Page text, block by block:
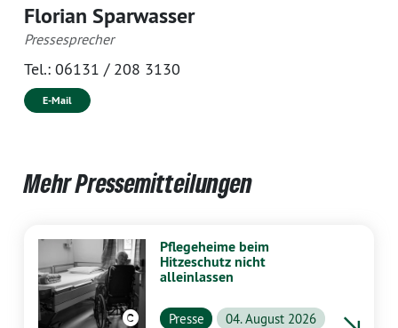
Florian Sparwasser
Pressesprecher
Tel.: 06131 / 208 3130
E-Mail
Mehr Pressemitteilungen
Pflegeheime beim
Hitzeschutz nicht
alleinlassen
Presse 04. August 2026